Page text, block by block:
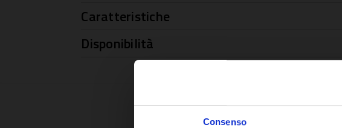
Consenso
Caratteristiche
Disponibilità